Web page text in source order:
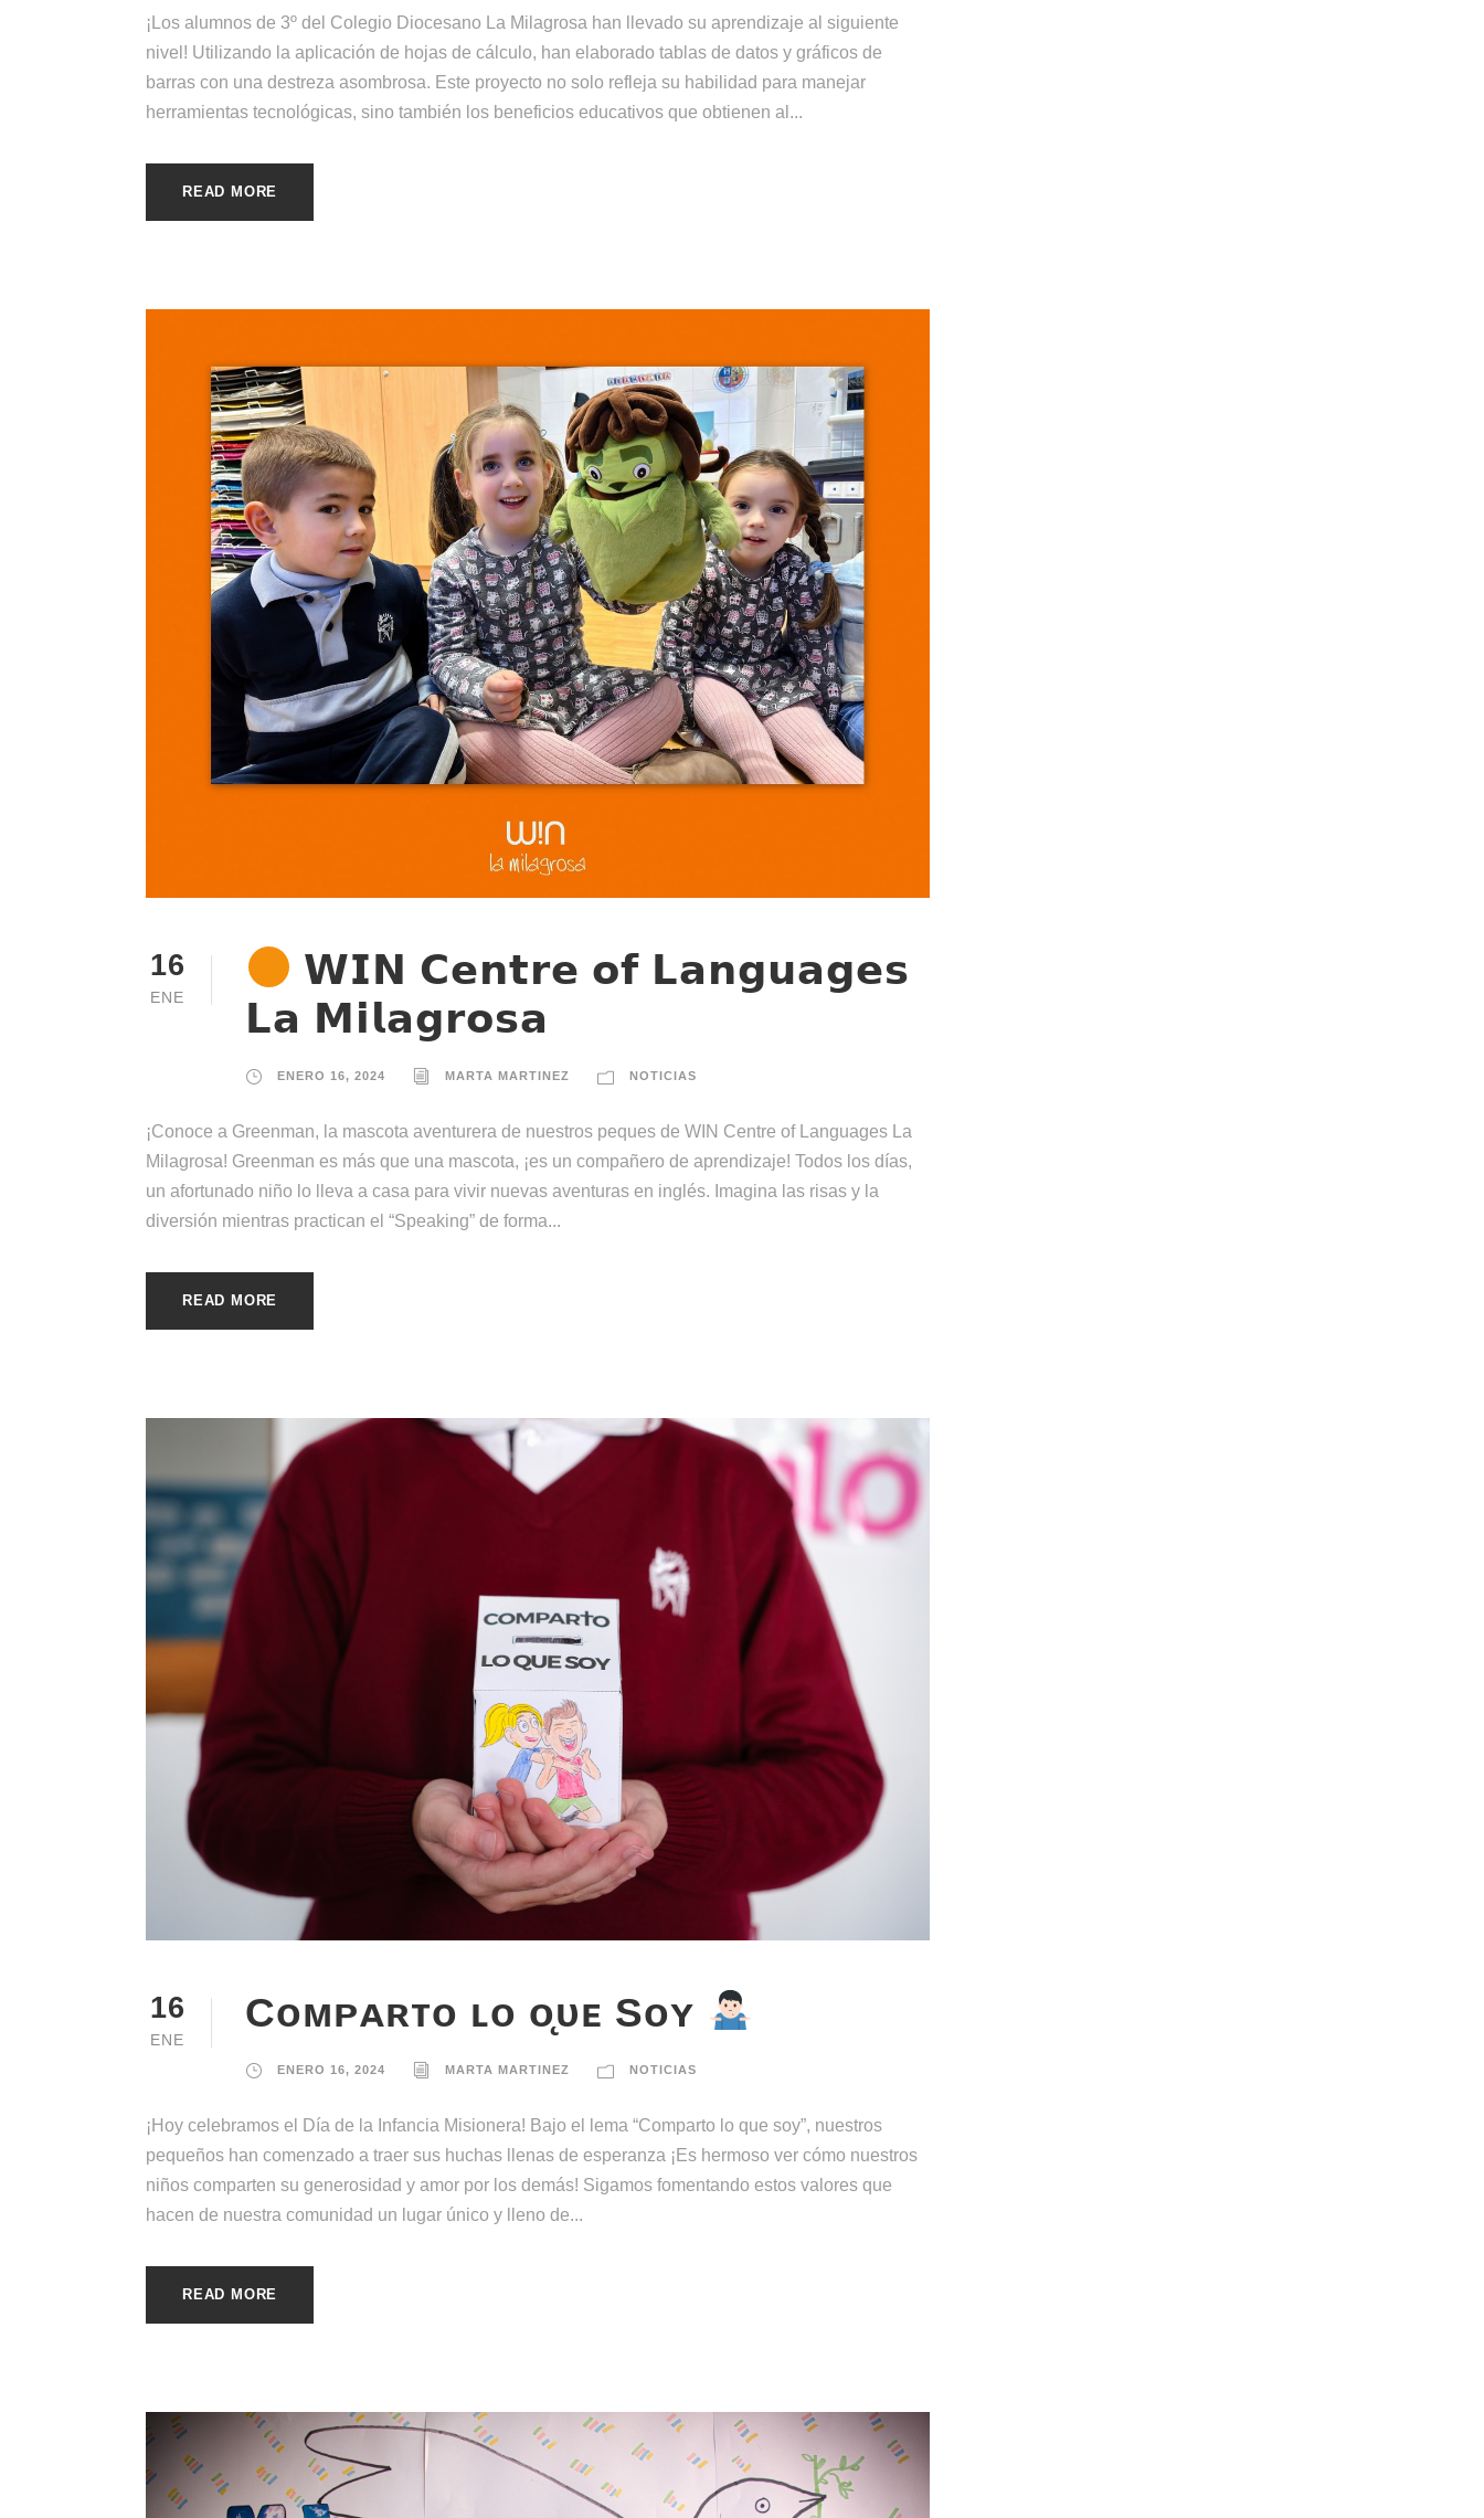
¡Los alumnos de 3º del Colegio Diocesano La Milagrosa han llevado su aprendizaje al siguiente
nivel! Utilizando la aplicación de hojas de cálculo, han elaborado tablas de datos y gráficos de
barras con una destreza asombrosa. Este proyecto no solo refleja su habilidad para manejar
herramientas tecnológicas, sino también los beneficios educativos que obtienen al...
READ MORE
16
ENE
𝗪𝗜𝗡 𝗖𝗲𝗻𝘁𝗿𝗲 𝗼𝗳 𝗟𝗮𝗻𝗴𝘂𝗮𝗴𝗲𝘀
𝗟𝗮 𝗠𝗶𝗹𝗮𝗴𝗿𝗼𝘀𝗮
ENERO 16, 2024 MARTA MARTINEZ NOTICIAS
¡Conoce a Greenman, la mascota aventurera de nuestros peques de WIN Centre of Languages La
Milagrosa! Greenman es más que una mascota, ¡es un compañero de aprendizaje! Todos los días,
un afortunado niño lo lleva a casa para vivir nuevas aventuras en inglés. Imagina las risas y la
diversión mientras practican el “Speaking” de forma...
READ MORE
16
ENE
Cᴏᴍᴘᴀʀᴛᴏ ʟᴏ ᴏ̨ᴜᴇ Sᴏʏ
ENERO 16, 2024 MARTA MARTINEZ NOTICIAS
¡Hoy celebramos el Día de la Infancia Misionera! Bajo el lema “Comparto lo que soy”, nuestros
pequeños han comenzado a traer sus huchas llenas de esperanza ¡Es hermoso ver cómo nuestros
niños comparten su generosidad y amor por los demás! Sigamos fomentando estos valores que
hacen de nuestra comunidad un lugar único y lleno de...
READ MORE